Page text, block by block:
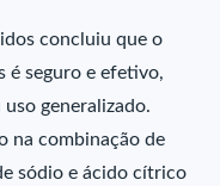
concluiu que o
é seguro e efetivo,
generalizado.
na combinação de
sódio e ácido cítrico